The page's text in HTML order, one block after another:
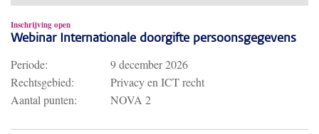
Inschrijving open
Webinar Internationale doorgifte persoonsgegevens
Periode:
9 december 2026
Rechtsgebied:
Privacy en ICT recht
Aantal punten:
NOVA 2